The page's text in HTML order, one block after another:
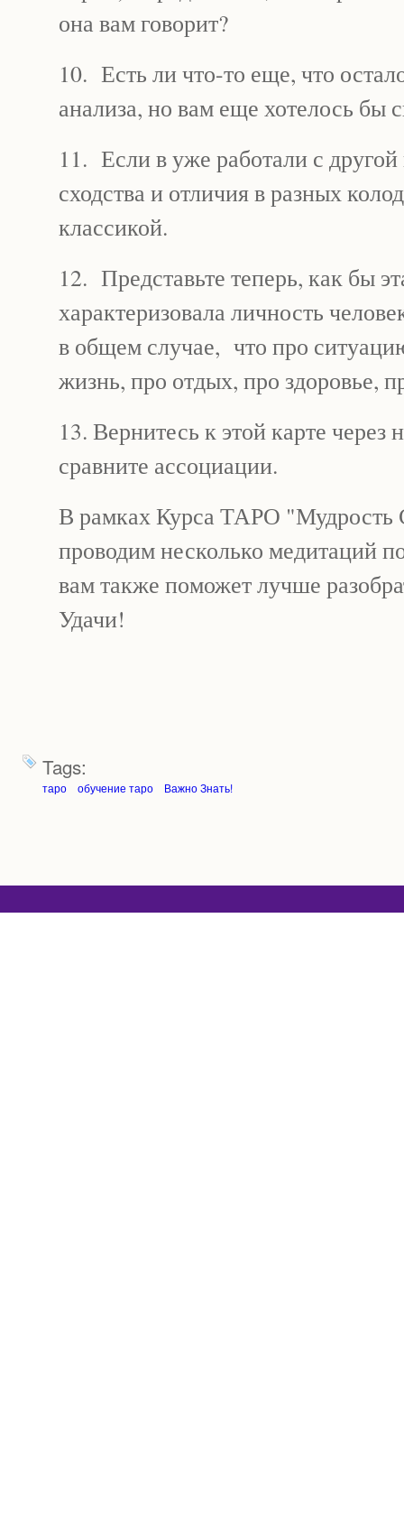
она вам говорит?
10. Есть ли что-то еще, что
анализа, но вам еще хотелось бы
11. Если в уже работали с
сходства и отличия в разных
классикой.
12. Представьте теперь, как бы
характеризовала личность
в общем случае, что про
жизнь, про отдых, про здоровье,
13. Вернитесь к этой карте через
сравните ассоциации.
В рамках Курса ТАРО
проводим несколько медитаций
вам также поможет лучше
Удачи!
Tags:
таро обучение таро Важно Знать!